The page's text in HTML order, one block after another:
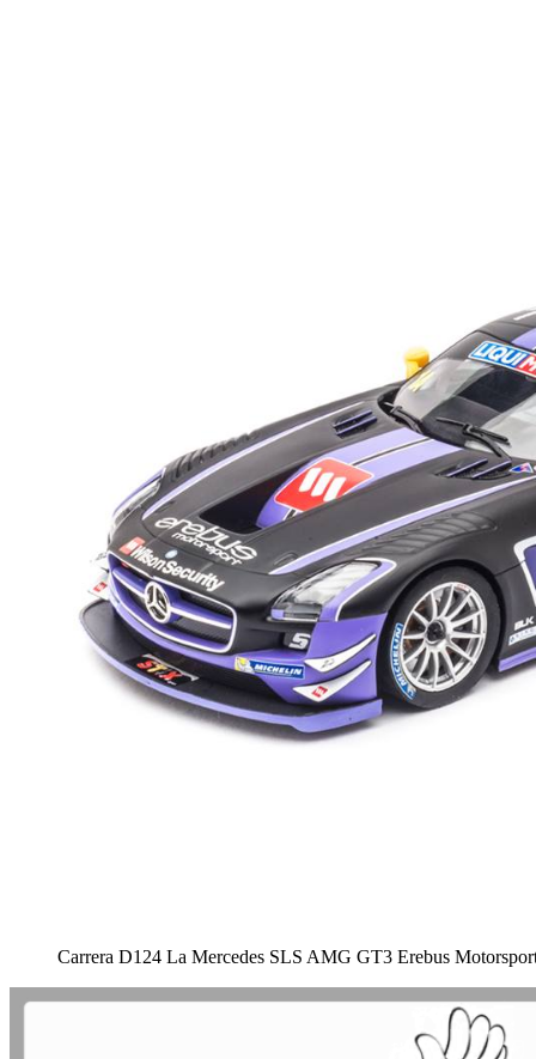
Carrera D124 La Mercedes SLS AMG GT3 Erebus